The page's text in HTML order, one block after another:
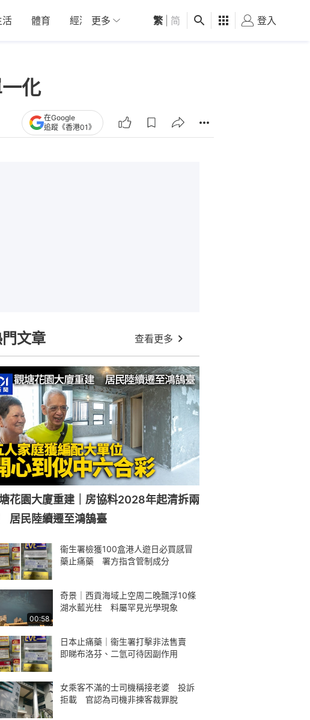
活 體育 經濟 01深圳 觀點 健康 好食玩飛
更多 繁 简 登入
化
在Google
追蹤《香港01》
文章 查看更多
花園大廈重建｜房協料2028年起清拆兩
居民陸續遷至鴻鵠臺
衞生署檢獲100盒港人遊日必買感冒
藥止痛藥 署方指含管制成分
00:58
奇景｜西貢海域上空周二晚飄浮10條
湖水藍光柱 料屬罕見光學現象
日本止痛藥｜衞生署打擊非法售賣
即睇布洛芬、二氫可待因副作用
女乘客不滿的士司機稱接老婆 投訴
拒載 官認為司機非揀客裁罪脫